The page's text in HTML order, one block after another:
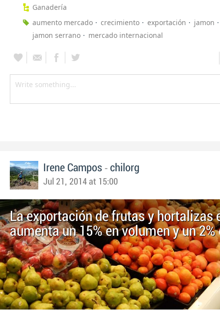
Ganadería
aumento mercado
crecimiento exportación
jamon
jamon serrano
mercado internacional
Irene Campos - chilorg
Jul 21, 2014 at 15:00
La exportación de frutas y hortalizas
aumenta un 15% en volumen y un 2%